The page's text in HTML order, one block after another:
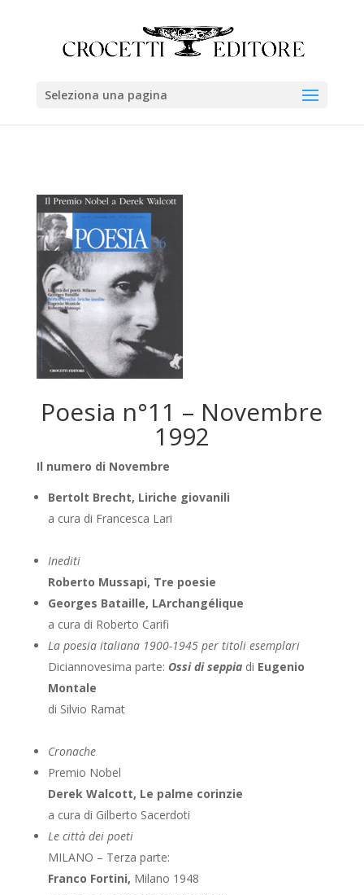
Seleziona una pagina
Poesia n°11 – Novembre
1992
Il numero di Novembre
Bertolt Brecht, Liriche giovanili
a cura di Francesca Lari
Inediti
Roberto Mussapi, Tre poesie
Georges Bataille, LArchangélique
a cura di Roberto Carifi
La poesia italiana 1900-1945 per titoli esemplari
Diciannovesima parte: Ossi di seppiadi Eugenio
Montale
di Silvio Ramat
Cronache
Premio Nobel
Derek Walcott, Le palme corinzie
a cura di Gilberto Sacerdoti
Le città dei poeti
MILANO – Terza parte:
Franco Fortini, Milano 1948